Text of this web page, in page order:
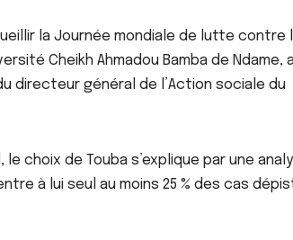
la Journée mondiale de lutte contre
Cheikh Ahmadou Bamba de Ndame,
directeur général de l’Action sociale du
choix de Touba s’explique par une
à lui seul au moins 25 % des cas
DIVERS
SOCIETE
Ndour inculpée
abus de biens
FAITS DIVERS
Keur
tontine
prison